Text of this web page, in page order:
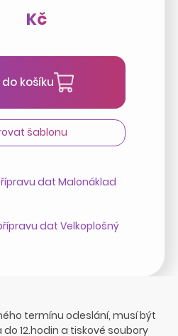
Kč
košíku
šablonu
dat Malonáklad
dat Velkoplošný
termínu odeslání, musí být
12.hodin a tiskové soubory